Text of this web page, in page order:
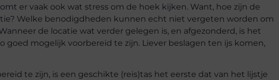
er vaak ook wat stress om de hoek kijken. Want, hoe zijn de
Welke benodigdheden kunnen echt niet vergeten worden om
de locatie wat verder gelegen is, en afgezonderd, is het
goed mogelijk voorbereid te zijn. Liever beslagen ten ijs komen,
te zijn, is een geschikte (reis)tas het eerste dat van het lijstje